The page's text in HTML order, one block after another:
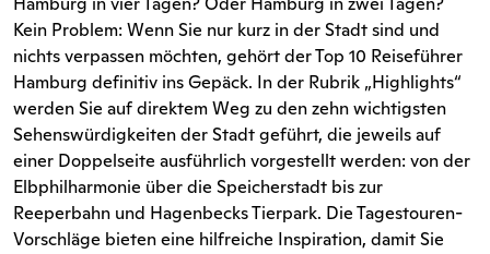
Kein Problem: Wenn Sie nur kurz in der Stadt sind und
nichts verpassen möchten, gehört der Top 10 Reiseführer
Hamburg definitiv ins Gepäck. In der Rubrik „Highlights“
werden Sie auf direktem Weg zu den zehn wichtigsten
Sehenswürdigkeiten der Stadt geführt, die jeweils auf
einer Doppelseite ausführlich vorgestellt werden: von der
Elbphilharmonie über die Speicherstadt bis zur
Reeperbahn und Hagenbecks Tierpark. Die Tagestouren-
Vorschläge bieten eine hilfreiche Inspiration, damit Sie